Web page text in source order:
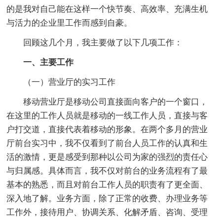
的是我对自己能在这样一个快节奏、高效率、充满生机
与活力的企业里工作而感到自豪。
回顾这几个月，我主要做了以下几项工作：
一、主要工作
（一）营业厅的实习工作
移动营业厅是移动公司直接面向客户的一个窗口，
在这里的工作人员就是移动的一线工作人员，直接与客
户打交道，直接代表着移动的形象。在两个多月的营业
厅前台实习中，我不仅看到了前台人员工作的认真和生
活的激情，更是感受到那种以公司为家的强烈的责任心
与归属感。具体而言，我不仅对前台的业务流程有了最
基本的熟悉，而且对前台工作人员的职责有了更全面、
深入地了解。业务方面，除了正常的收费、办理业务等
工作外，接待用户、协调关系、化解矛盾、咨询、受理